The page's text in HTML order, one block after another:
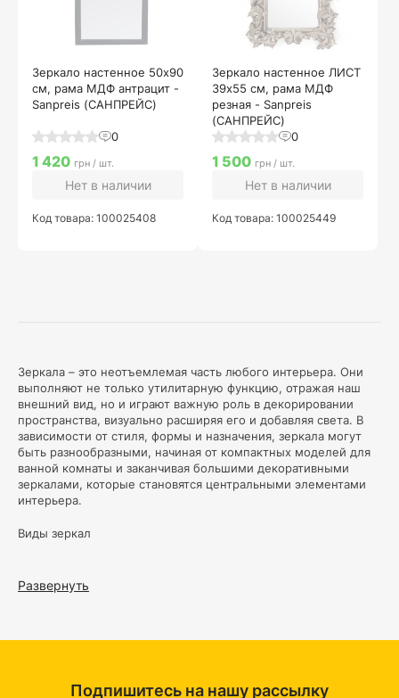
Зеркала – это неотъемлемая часть любого интерьера. Они
выполняют не только утилитарную функцию, отражая наш
внешний вид, но и играют важную роль в декорировании
пространства, визуально расширяя его и добавляя света. В
зависимости от стиля, формы и назначения, зеркала могут
быть разнообразными, начиная от компактных моделей для
ванной комнаты и заканчивая большими декоративными
зеркалами, которые становятся центральными элементами
интерьера.
Виды зеркал
вид зеркал, который монтируется на стену. Настенные
Напольные зеркала –это большие зеркала, которые
Развернуть
Зеркало настенное 50х90
см, рама МДФ антрацит -
Sanpreis (САНПРЕЙС)
0
1 420 грн / шт.
Нет в наличии
Код товара: 100025408
Зеркало настенное ЛИСТ
39х55 см, рама МДФ
резная - Sanpreis
(САНПРЕЙС)
0
1 500 грн / шт.
Нет в наличии
Код товара: 100025449
Подпишитесь на нашу рассылку